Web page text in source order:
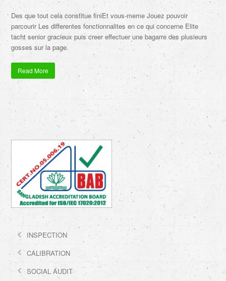
Des que tout cela constitue finiEt vous-meme Jouez pouvoir
parcourir Les differentes fonctionnalites en ce qui concerne Elite
tacht senior gracieux puis creer effectuer une bagarre des plusieurs
gosses sur la page.
Read More
INSPECTION
CALIBRATION
SOCIAL AUDIT